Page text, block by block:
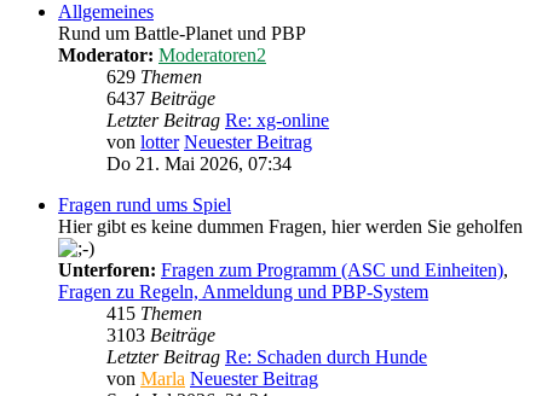
Allgemeines
Rund um Battle-Planet und PBP
Moderator: Moderatoren2
629 Themen
6437 Beiträge
Letzter Beitrag Re: xg-online
von lotter Neuester Beitrag
Do 21. Mai 2026, 07:34
Fragen rund ums Spiel
Hier gibt es keine dummen Fragen, hier werden Sie geholfen
Unterforen: Fragen zum Programm (ASC und Einheiten),
Fragen zu Regeln, Anmeldung und PBP-System
415 Themen
3103 Beiträge
Letzter Beitrag Re: Schaden durch Hunde
von Marla Neuester Beitrag